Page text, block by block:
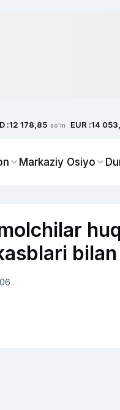
:12 178,85 so'm EUR :14
Markaziy Osiyo